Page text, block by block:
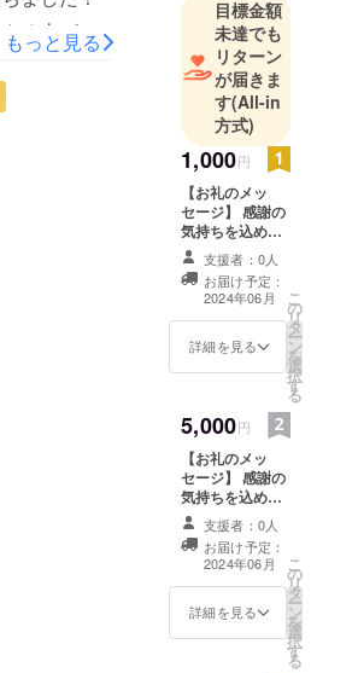
る人がい
このプロ
なり少人
もっと見る
スの煽りを
受け、道を
方向転換し
海外渡航を
きっかけに
ビジネスと
社会貢献の
道を志し、
今の夢を見
たくても経
済的理由な
どで叶える
ことのでき
ない若者の
して活動し
ておりま
す。
全世界の中
で唯一無二
の国、日
本。
目標金額
未達でも
リターン
が届きま
す(All-in
方式)
1,000円
【お礼のメッ
セージ】 感謝の
気持ちを込め
て、CAMPFIRE
内でのお礼の
メッセージをお
送りします。
支援者：0人
お届け予定：
2024年06月
詳細を見る
こ
の
リ
タ
ー
ン
を
選
択
す
る
5,000円
【お礼のメッ
セージ】 感謝の
気持ちを込め
て、CAMPFIRE
内に加えて、
メールアドレス
にもお礼のメッ
セージをお送り
します。
支援者：0人
お届け予定：
2024年06月
詳細を見る
こ
の
リ
タ
ー
ン
を
選
択
す
る